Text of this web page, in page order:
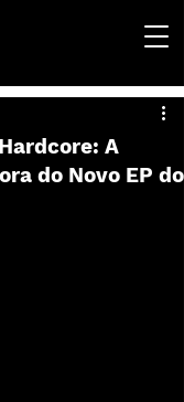
A
do Novo EP do